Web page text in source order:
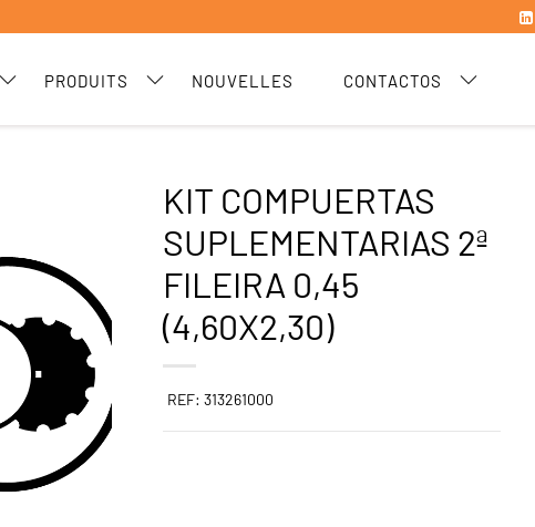
PRODUITS NOUVELLES CONTACTOS
KIT COMPUERTAS
SUPLEMENTARIAS 2ª
FILEIRA 0,45
(4,60X2,30)
REF: 313261000